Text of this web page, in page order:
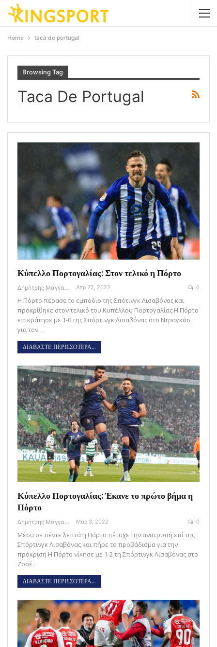
Home taca de portugal
Browsing Tag
Taca De Portugal
Κύπελλο Πορτογαλίας: Στον τελικό η Πόρτο
Δημήτρης Μαγγανάρης Απρ 22, 2022 0
Η Πόρτο πέρασε το εμπόδιο της Σπότινγκ Λισαβόνας και
προκρίθηκε στον τελικό του Κυπέλλου Πορτογαλίας Η Πόρτο
επικράτησε με 1-0 της Σπόρτινγκ Λισαβόνας στο Ντραγκάο,
για τον…
ΔΙΑΒΑΣΤΕ ΠΕΡΙΣΣΟΤΕΡΑ...
Κύπελλο Πορτογαλίας: Έκανε το πρώτο βήμα η
Πόρτο
Δημήτρης Μαγγανάρης Μαρ 3, 2022 0
Μέσα σε πέντε λεπτά η Πόρτο πέτυχε την ανατροπή επί της
Σπόρτινγκ Λισαβόνας και πήρε το προβάδισμα για την
πρόκριση Η Πόρτο νίκησε με 1-2 τη Σπόρτινγκ Λισαβόνας στο
Ζοσέ…
ΔΙΑΒΑΣΤΕ ΠΕΡΙΣΣΟΤΕΡΑ...